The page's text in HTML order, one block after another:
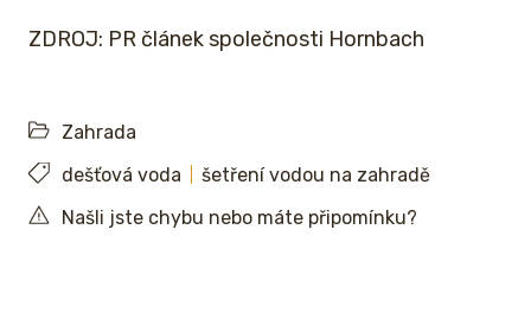
ZDROJ: PR článek společnosti Hornbach
Zahrada
dešťová voda
šetření vodou na zahradě
Našli jste chybu nebo máte připomínku?